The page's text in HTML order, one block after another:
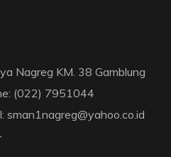
Nagreg KM. 38 Gamblung
(022) 7951044
sman1nagreg@yahoo.co.id